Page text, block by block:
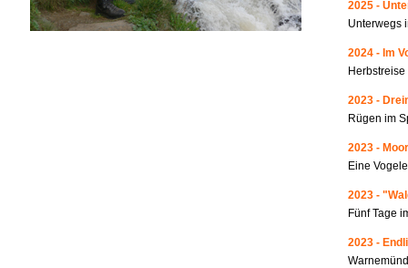
2025 -
Unterwegs
2024 - Im
2023 -
Rügen im
2023 -
Eine
2023 -
Fünf Tage
2023 -